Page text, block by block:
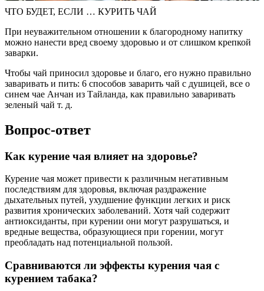
ЧТО БУДЕТ, ЕСЛИ … КУРИТЬ ЧАЙ
При неуважительном отношении к благородному напитку
можно нанести вред своему здоровью и от слишком крепкой
заварки.
Чтобы чай приносил здоровье и благо, его нужно правильно
заваривать и пить: 6 способов заварить чай с душицей, все о
синем чае Анчан из Тайланда, как правильно заваривать
зеленый чай т. д.
Вопрос-ответ
Как курение чая влияет на здоровье?
Курение чая может привести к различным негативным
последствиям для здоровья, включая раздражение
дыхательных путей, ухудшение функции легких и риск
развития хронических заболеваний. Хотя чай содержит
антиоксиданты, при курении они могут разрушаться, и
вредные вещества, образующиеся при горении, могут
преобладать над потенциальной пользой.
Сравниваются ли эффекты курения чая с
курением табака?